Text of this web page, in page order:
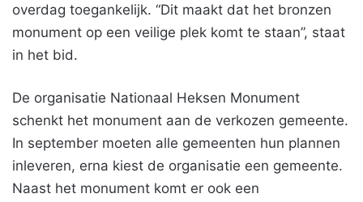
overdag toegankelijk. “Dit maakt dat het bronzen
monument op een veilige plek komt te staan”, staat
in het bid.
De organisatie Nationaal Heksen Monument
schenkt het monument aan de verkozen gemeente.
In september moeten alle gemeenten hun plannen
inleveren, erna kiest de organisatie een gemeente.
Naast het monument komt er ook een